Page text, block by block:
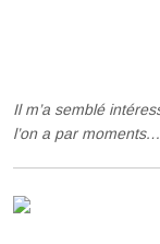
Il m’a semblé
l’on a par moments…